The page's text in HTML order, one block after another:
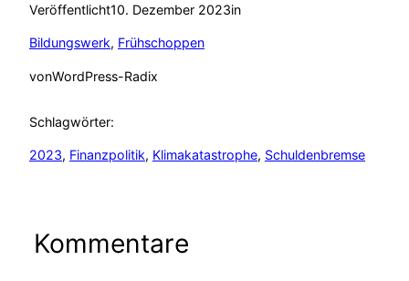
Veröffentlicht10. Dezember 2023in
Bildungswerk, Frühschoppen
vonWordPress-Radix
Schlagwörter:
2023, Finanzpolitik, Klimakatastrophe, Schuldenbremse
Kommentare